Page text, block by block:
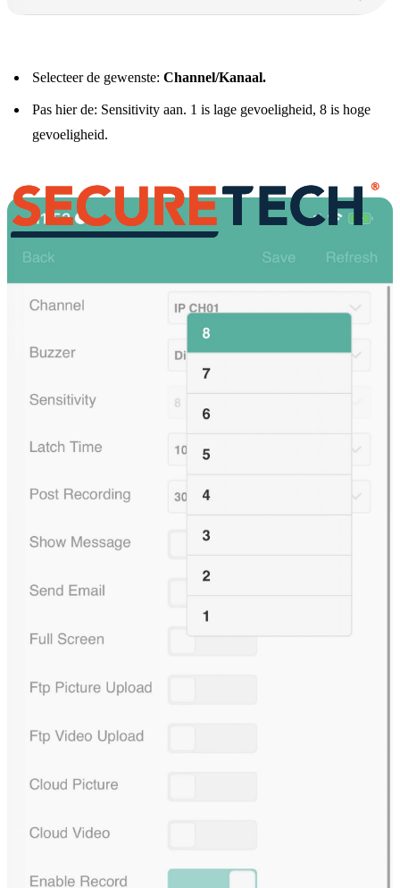
Selecteer de gewenste: Channel/Kanaal.
Pas hier de: Sensitivity aan. 1 is lage gevoeligheid, 8 is hoge
gevoeligheid.